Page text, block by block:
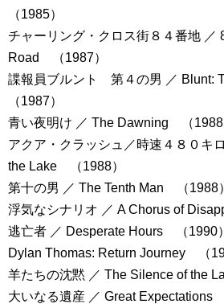
（1985）
チャーリング・クロス街８４番地 ／
Road （1987）
諜報員ブルント 第４の男 ／ Blunt:
（1987）
青い夜明け ／ The Dawning （1988
アクア・クラッシュ／時速４８０キ
the Lake （1988）
第十の男 ／ The Tenth Man （1988）
浮気なシナリオ ／ A Chorus of
逃亡者 ／ Desperate Hours （1990）
Dylan Thomas: Return Journey （
羊たちの沈黙 ／ The Silence of the
大いなる遺産 ／ Great Expectations